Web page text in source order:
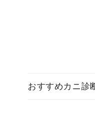
おすすめカニ診